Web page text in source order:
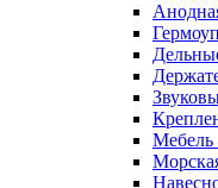
Мебель